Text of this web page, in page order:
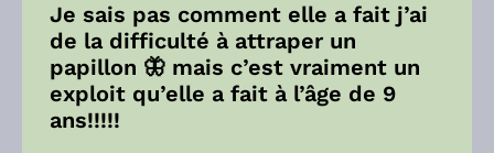
Je sais pas comment elle a fait j’ai
de la difficulté à attraper un
papillon 🦋 mais c’est vraiment un
exploit qu’elle a fait à l’âge de 9
ans!!!!!